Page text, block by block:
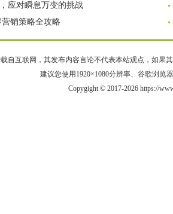
应对瞬息万变的挑战
销策略全攻略
载自互联网，其发布内容言论不代表本站观点，如果
建议您使用1920×1080分辨率、谷歌浏览
Copygight © 2017-2026 https://